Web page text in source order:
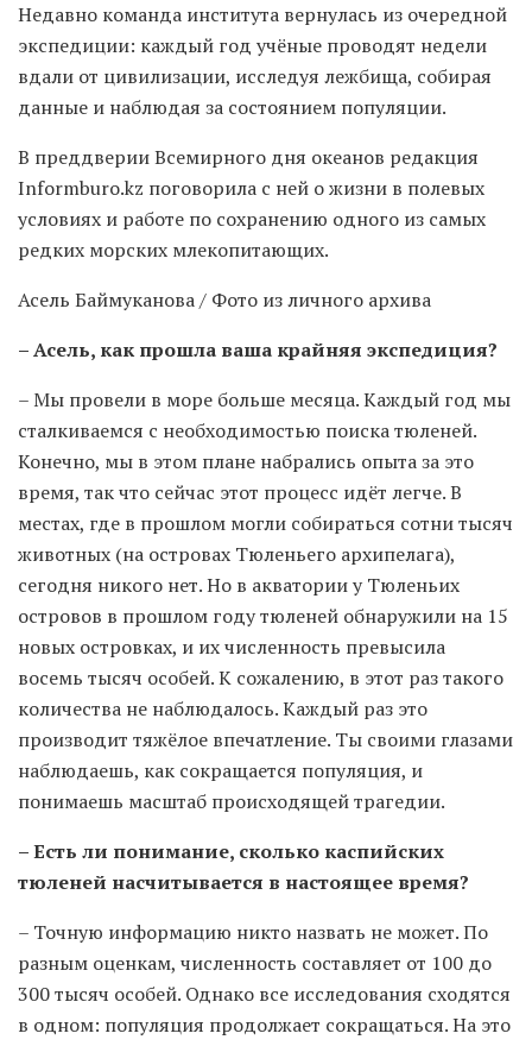
Недавно команда института вернулась из очередной
экспедиции: каждый год учёные проводят недели
вдали от цивилизации, исследуя лежбища, собирая
данные и наблюдая за состоянием популяции.
В преддверии Всемирного дня океанов редакция
Informburo.kz поговорила с ней о жизни в полевых
условиях и работе по сохранению одного из самых
редких морских млекопитающих.
Асель Баймуканова / Фото из личного архива
– Асель, как прошла ваша крайняя экспедиция?
– Мы провели в море больше месяца. Каждый год мы
сталкиваемся с необходимостью поиска тюленей.
Конечно, мы в этом плане набрались опыта за это
время, так что сейчас этот процесс идёт легче. В
местах, где в прошлом могли собираться сотни тысяч
животных (на островах Тюленьего архипелага),
сегодня никого нет. Но в акватории у Тюленьих
островов в прошлом году тюленей обнаружили на 15
новых островках, и их численность превысила
восемь тысяч особей. К сожалению, в этот раз такого
количества не наблюдалось. Каждый раз это
производит тяжёлое впечатление. Ты своими глазами
наблюдаешь, как сокращается популяция, и
понимаешь масштаб происходящей трагедии.
– Есть ли понимание, сколько каспийских
тюленей насчитывается в настоящее время?
– Точную информацию никто назвать не может. По
разным оценкам, численность составляет от 100 до
300 тысяч особей. Однако все исследования сходятся
в одном: популяция продолжает сокращаться. На это